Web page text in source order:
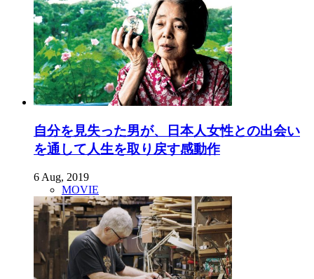
自分を見失った男が、日本人女性との出会い
を通して人生を取り戻す感動作
6 Aug, 2019
MOVIE